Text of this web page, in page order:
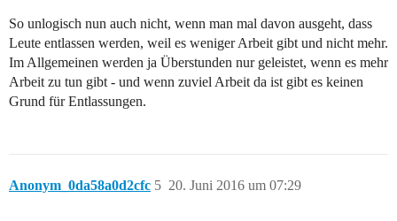
So unlogisch nun auch nicht, wenn man mal davon ausgeht, dass
Leute entlassen werden, weil es weniger Arbeit gibt und nicht mehr.
Im Allgemeinen werden ja Überstunden nur geleistet, wenn es mehr
Arbeit zu tun gibt - und wenn zuviel Arbeit da ist gibt es keinen
Grund für Entlassungen.
Anonym_0da58a0d2cfc 20. Juni 2016 um 07:29
5